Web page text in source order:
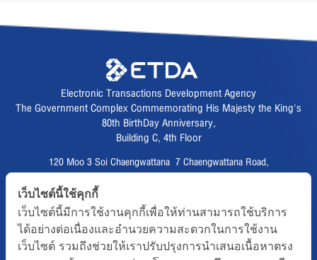
Electronic Transactions Development Agency
The Government Complex Commemorating His Majesty the King's
80th BirthDay Anniversary,
Building C, 4th Floor
120 Moo 3 Soi Chaengwattana 7 Chaengwattana Road,
Fax :02 123 1200
CALL CENTER :02 123 1234
เว็บไซต์นี้ใช้คุกกี้
เว็บไซต์นี้มีการใช้งานคุกกี้เพื่อให้ท่านสามารถใช้บริการ
ได้อย่างต่อเนื่องและอำนวยความสะดวกในการใช้งาน
เว็บไซต์ รวมถึงช่วยให้เราปรับปรุงการนำเสนอเนื้อหาตรง